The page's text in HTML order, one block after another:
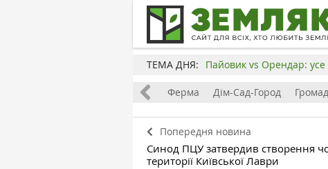
ТЕМА ДНЯ: Пайовик vs Орендар: усе
Бізнес Ферма Дім-Сад-Город
Попередня новина
Синод ПЦУ затвердив створення
території Київської Лаври